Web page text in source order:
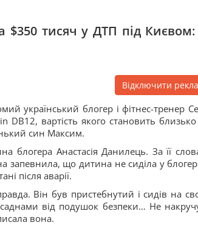
$350 тисяч у ДТП під Києвом:
Відключити
український блогер і фітнес-тренер
DB12, вартість якого становить
син Максим.
блогера Анастасія Данилець. За її
запевнила, що дитина не сиділа у
після аварії.
Він був пристебнутий і сидів на
від подушок безпеки… Не
вона.